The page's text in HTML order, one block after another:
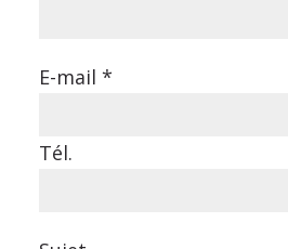
E-mail *
Tél.